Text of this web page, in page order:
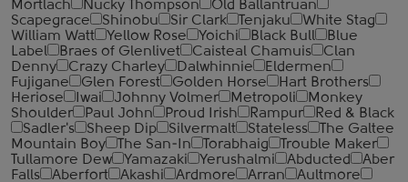
Mortlach
Nucky Thompson
Old Ballantruan
Scapegrace
Shinobu Sir Clark Tenjaku
White Stag
William Watt
Yellow Rose Yoichi Black Bull
Blue
Label
Braes of Glenlivet Caisteal Chamuis
Clan
Denny
Crazy Charley Dalwhinnie
Eldermen
Fujigane
Glen Forest Golden Horse
Hart Brothers
Heriose
Iwai Johnny Volmer Metropoli
Monkey
Shoulder
Paul John Proud Irish Rampur
Red & Black
Sadler's
Sheep Dip Silvermalt Stateless
The Galtee
Mountain Boy
The San-In Torabhaig
Trouble Maker
Tullamore Dew
Yamazaki Yerushalmi Abducted
Aber
Falls
Aberfort Akashi Ardmore Arran
Aultmore